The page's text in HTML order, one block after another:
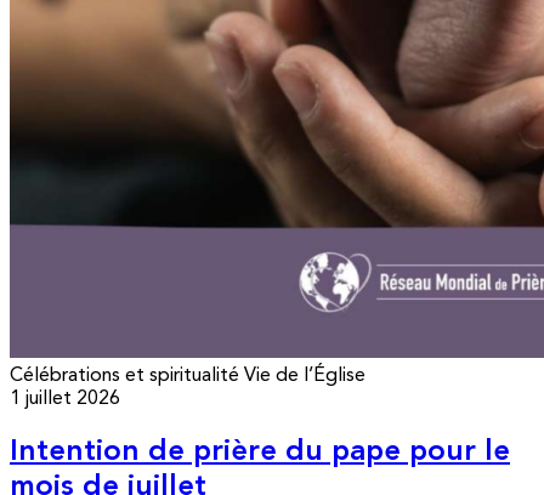
Célébrations et spiritualité Vie de l’Église
1 juillet 2026
Intention de prière du pape pour le
mois de juillet